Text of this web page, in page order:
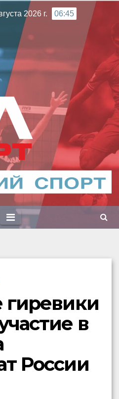
2026 г. 06:45
гиревики
в
России